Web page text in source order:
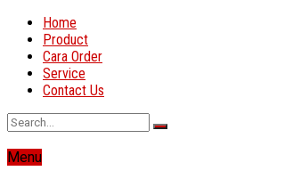
Home
Product
Cara Order
Service
Contact Us
Menu